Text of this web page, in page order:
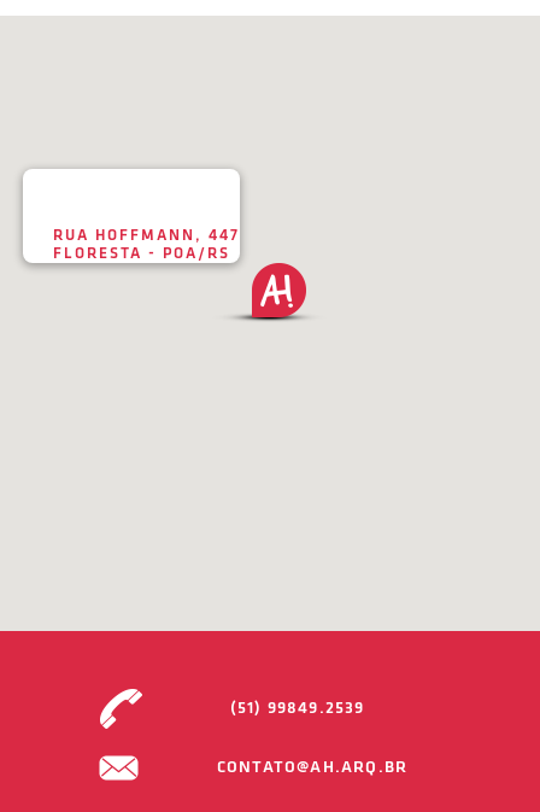
RUA HOFFMANN, 447
FLORESTA - POA/RS
(51) 99849.2539
CONTATO@AH.ARQ.BR